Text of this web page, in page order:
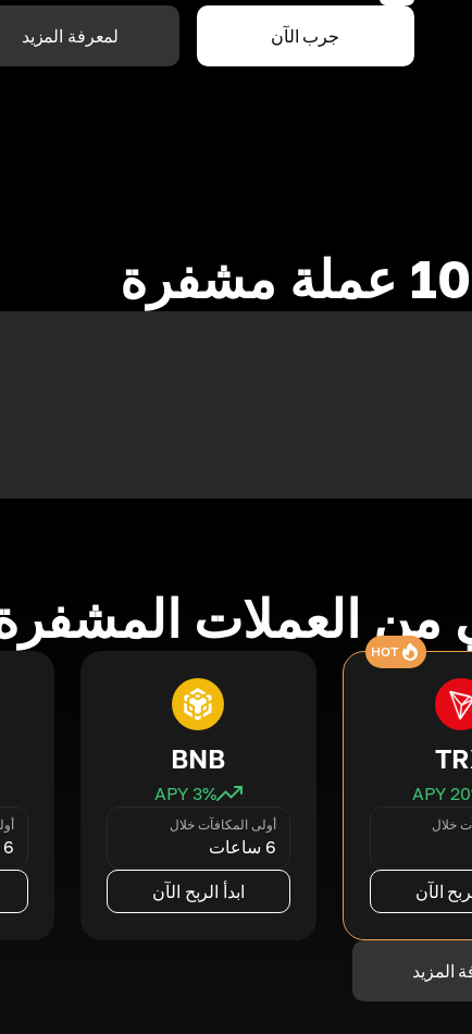
جرب الآن لمعرفة المزيد
العملات
HOT
20
خلال
الآن
BNB
3% APY
أولى المكافآت خلال
6 ساعات
ابدأ الربح الآن
6 ساعات
المزيد